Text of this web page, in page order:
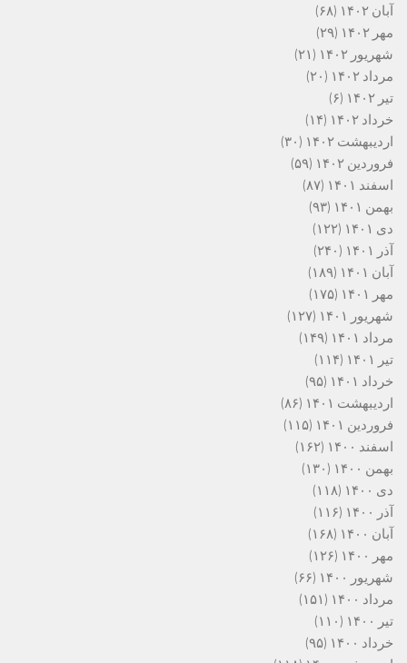
آبان ۱۴۰۲
(۶۸)
مهر ۱۴۰۲
(۲۹)
شهریور ۱۴۰۲
(۲۱)
مرداد ۱۴۰۲
(۲۰)
تیر ۱۴۰۲
(۶)
خرداد ۱۴۰۲
(۱۴)
اردیبهشت ۱۴۰۲
(۳۰)
فروردین ۱۴۰۲
(۵۹)
اسفند ۱۴۰۱
(۸۷)
بهمن ۱۴۰۱
(۹۳)
دی ۱۴۰۱
(۱۲۲)
آذر ۱۴۰۱
(۲۴۰)
آبان ۱۴۰۱
(۱۸۹)
مهر ۱۴۰۱
(۱۷۵)
شهریور ۱۴۰۱
(۱۲۷)
مرداد ۱۴۰۱
(۱۴۹)
تیر ۱۴۰۱
(۱۱۴)
خرداد ۱۴۰۱
(۹۵)
اردیبهشت ۱۴۰۱
(۸۶)
فروردین ۱۴۰۱
(۱۱۵)
اسفند ۱۴۰۰
(۱۶۲)
بهمن ۱۴۰۰
(۱۳۰)
دی ۱۴۰۰
(۱۱۸)
آذر ۱۴۰۰
(۱۱۶)
آبان ۱۴۰۰
(۱۶۸)
مهر ۱۴۰۰
(۱۲۶)
شهریور ۱۴۰۰
(۶۶)
مرداد ۱۴۰۰
(۱۵۱)
تیر ۱۴۰۰
(۱۱۰)
خرداد ۱۴۰۰
(۹۵)